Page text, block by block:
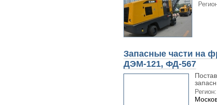
Запасные части на
ДЭМ-121, ФД-567
Регион: